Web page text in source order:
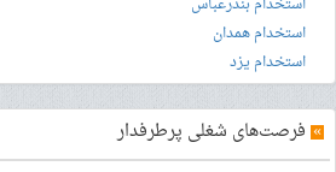
استخدام همدان
استخدام یزد
» فرصت‌های شغلی پرطرفدار